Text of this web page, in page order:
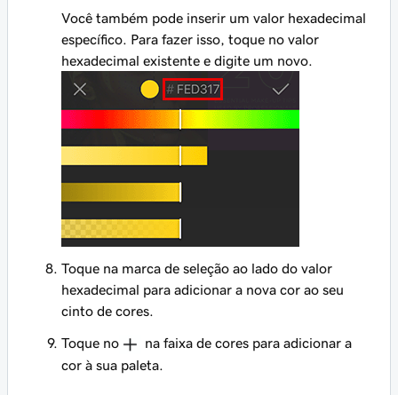
Você também pode inserir um valor hexadecimal
específico. Para fazer isso, toque no valor
hexadecimal existente e digite um novo.
Toque na marca de seleção ao lado do valor
hexadecimal para adicionar a nova cor ao seu
cinto de cores.
Toque no
na faixa de cores para adicionar a
cor à sua paleta.